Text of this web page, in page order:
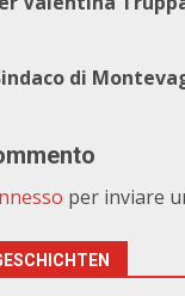
di
per inviare